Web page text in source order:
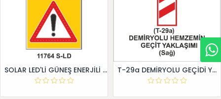
SOLAR LED'Lİ GÜNEŞ ENERJİLİ LEVHA T-29a DEMİRYOLU GEÇİDİ YAKLAŞIM LEVHALARI (Sağ)